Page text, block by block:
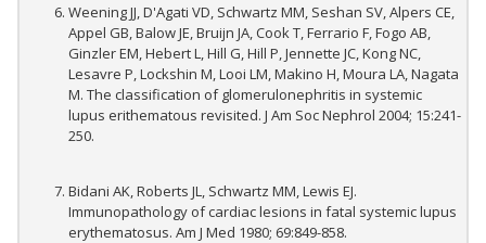
Weening JJ, D'Agati VD, Schwartz MM, Seshan SV, Alpers CE,
Appel GB, Balow JE, Bruijn JA, Cook T, Ferrario F, Fogo AB,
Ginzler EM, Hebert L, Hill G, Hill P, Jennette JC, Kong NC,
Lesavre P, Lockshin M, Looi LM, Makino H, Moura LA, Nagata
M. The classification of glomerulonephritis in systemic
lupus erithematous revisited. J Am Soc Nephrol 2004; 15:241-
250.
Bidani AK, Roberts JL, Schwartz MM, Lewis EJ.
Immunopathology of cardiac lesions in fatal systemic lupus
erythematosus. Am J Med 1980; 69:849-858.